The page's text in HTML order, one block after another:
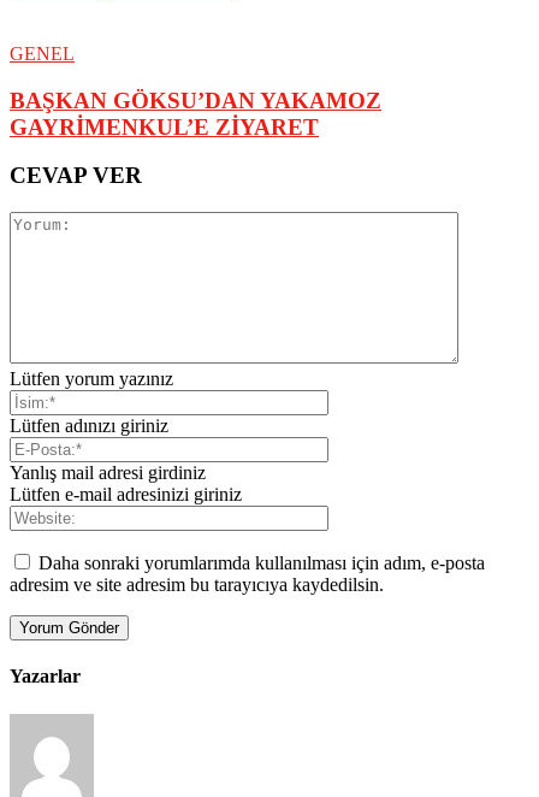
GENEL
BAŞKAN GÖKSU’DAN YAKAMOZ
GAYRİMENKUL’E ZİYARET
CEVAP VER
Lütfen yorum yazınız
Lütfen adınızı giriniz
Yanlış mail adresi girdiniz
Lütfen e-mail adresinizi giriniz
Daha sonraki yorumlarımda kullanılması için adım, e-posta
adresim ve site adresim bu tarayıcıya kaydedilsin.
Yazarlar